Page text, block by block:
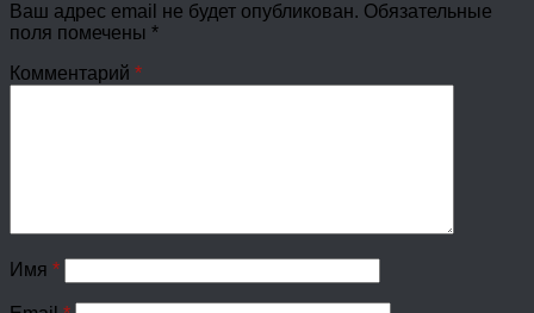
Ваш адрес email не будет опубликован. Обязательные
поля помечены *
Комментарий *
Имя *